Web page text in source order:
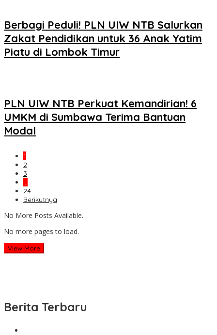
Berbagi Peduli! PLN UIW NTB Salurkan
Zakat Pendidikan untuk 36 Anak Yatim
Piatu di Lombok Timur
PLN UIW NTB Perkuat Kemandirian! 6
UMKM di Sumbawa Terima Bantuan
Modal
1
2
3
…
24
Berikutnya
No More Posts Available.
No more pages to load.
View More
Berita Terbaru